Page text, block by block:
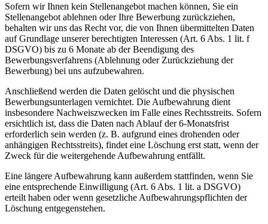
Sofern wir Ihnen kein Stellenangebot machen können, Sie ein
Stellenangebot ablehnen oder Ihre Bewerbung zurückziehen,
behalten wir uns das Recht vor, die von Ihnen übermittelten Daten
auf Grundlage unserer berechtigten Interessen (Art. 6 Abs. 1 lit. f
DSGVO) bis zu 6 Monate ab der Beendigung des
Bewerbungsverfahrens (Ablehnung oder Zurückziehung der
Bewerbung) bei uns aufzubewahren.
Anschließend werden die Daten gelöscht und die physischen
Bewerbungsunterlagen vernichtet. Die Aufbewahrung dient
insbesondere Nachweiszwecken im Falle eines Rechtsstreits. Sofern
ersichtlich ist, dass die Daten nach Ablauf der 6-Monatsfrist
erforderlich sein werden (z. B. aufgrund eines drohenden oder
anhängigen Rechtsstreits), findet eine Löschung erst statt, wenn der
Zweck für die weitergehende Aufbewahrung entfällt.
Eine längere Aufbewahrung kann außerdem stattfinden, wenn Sie
eine entsprechende Einwilligung (Art. 6 Abs. 1 lit. a DSGVO)
erteilt haben oder wenn gesetzliche Aufbewahrungspflichten der
Löschung entgegenstehen.